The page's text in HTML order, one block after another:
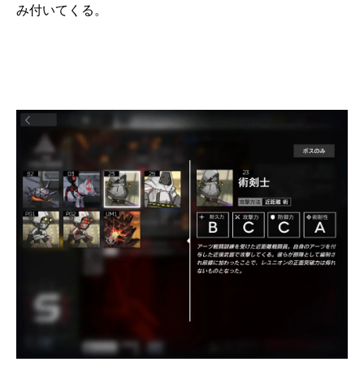
み付いてくる。